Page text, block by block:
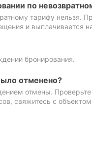
по
тарифу нельзя.
и выплачивается
бронирования.
отменено?
отмены.
свяжитесь с